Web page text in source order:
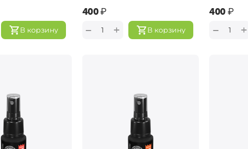
В корзину
‍400‍₽
В корзину
+
−
‍400‍₽
+
−